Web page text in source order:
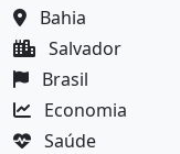
Bahia
Salvador
Brasil
Economia
Saúde